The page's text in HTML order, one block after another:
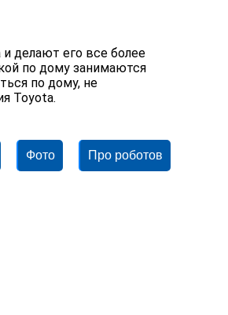
делают его все более
по дому занимаются
по дому, не
Toyota.
Фото Про роботов